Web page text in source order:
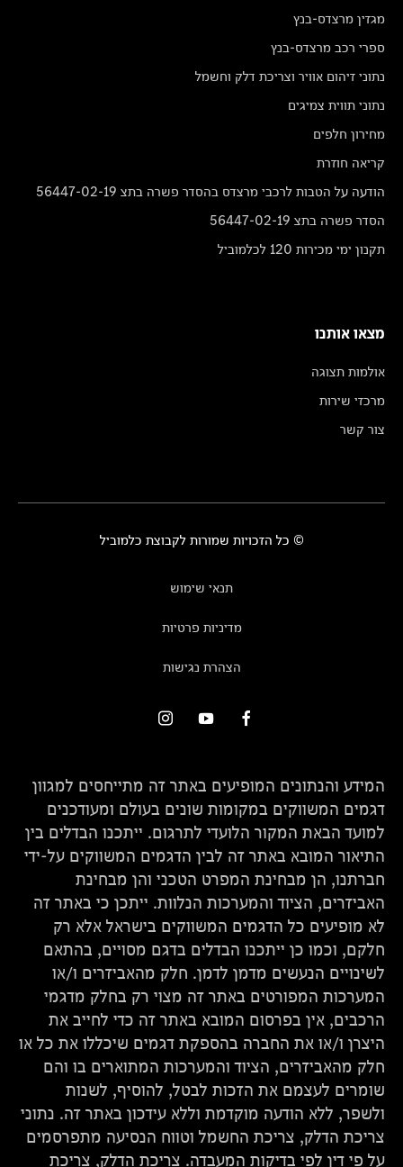
מגזין מרצדס-בנץ
ספרי רכב מרצדס-בנץ
נתוני זיהום אוויר וצריכת דלק וחשמל
נתוני תווית צמיגים
מחירון חלפים
קריאה חוזרת
הודעה על הטבות לרכבי מרצדס בהסדר פשרה בתצ 56447-02-19
הסדר פשרה בתצ 56447-02-19
תקנון ימי מכירות 120 לכלמוביל
מצאו אותנו
אולמות תצוגה
מרכזי שירות
צור קשר
© כל הזכויות שמורות לקבוצת כלמוביל
תנאי שימוש
מדיניות פרטיות
הצהרת נגישות
המידע והנתונים המופיעים באתר זה מתייחסים למגוון
דגמים המשווקים במקומות שונים בעולם ומעודכנים
למועד הבאת המקור הלועדי לתרגום. ייתכנו הבדלים בין
התיאור המובא באתר זה לבין הדגמים המשווקים על-ידי
חברתנו, הן מבחינת המפרט הטכני והן מבחינת
האביזרים, הציוד והמערכות הנלוות. ייתכן כי באתר זה
לא מופיעים כל הדגמים המשווקים בישראל אלא רק
חלקם, וכמו כן ייתכנו הבדלים בדגם מסויים, בהתאם
לשינויים הנעשים מדמן לדמן. חלק מהאביזרים ו/או
המערכות המפורטים באתר זה מצוי רק בחלק מדגמי
הרכבים, אין בפרסום המובא באתר זה כדי לחייב את
היצרן ו/או את החברה בהספקת דגמים שיכללו את כל או
חלק מהאביזרים, הציוד והמערכות המתוארים בו והם
שומרים לעצמם את הזכות לבטל, להוסיף, לשנות
ולשפר, ללא הודעה מוקדמת וללא עידכון באתר זה. נתוני
צריכת הדלק, צריכת החשמל וטווח הנסיעה מתפרסמים
על פי דין לפי בדיקות המעבדה. צריכת הדלק, צריכת